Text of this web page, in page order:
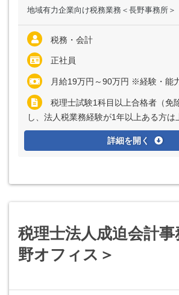
地域有力企業向け税務業務＜長野事務所＞
税務・会計
正社員
月給19万円～90万円 ※経験・能力など考慮の上、決定いたします ※アソシエイト／シニアアソシエイトは残業代全額支給 ※マネジャーまたは
税理士試験1科目以上合格者（免
し、法人税業務経験が1年以上ある方は
詳細を開く
税理士法人成迫会計
野オフィス＞